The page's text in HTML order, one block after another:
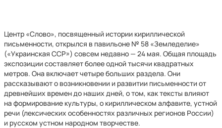
Центр «Слово», посвященный истории кириллической
письменности, открылся в павильоне № 58 «Земледелие»
(«Украинская ССР») совсем недавно — 24 мая. Общая площадь
экспозиции составляет более одной тысячи квадратных
метров. Она включает четыре больших раздела. Они
рассказывают о возникновении и развитии письменности от
древнейших времен до наших дней, о том, как тексты влияют
на формирование культуры, о кириллическом алфавите, устной
речи (лексических особенностях различных регионов России)
и русском устном народном творчестве.